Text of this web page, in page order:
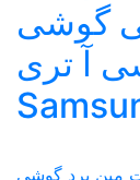
گوشی
آ تری